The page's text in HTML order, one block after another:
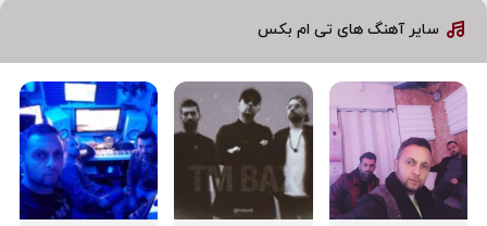
سایر آهنگ های تی ام بکس